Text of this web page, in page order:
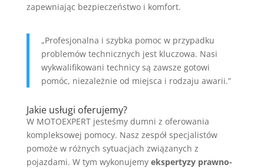
zapewniając bezpieczeństwo i komfort.
„Profesjonalna i szybka pomoc w przypadku
problemów technicznych jest kluczowa. Nasi
wykwalifikowani technicy są zawsze gotowi
pomóc, niezależnie od miejsca i rodzaju awarii.”
Jakie usługi oferujemy?
W MOTOEXPERT jesteśmy dumni z oferowania
kompleksowej pomocy. Nasz zespół specjalistów
pomoże w różnych sytuacjach związanych z
pojazdami. W tym wykonujemy ekspertyzy prawno-